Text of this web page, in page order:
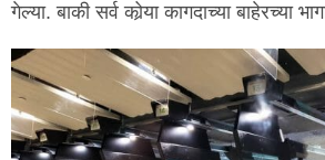
गेल्या. बाकी सर्व कोर्‍या कागदाच्या बाहेरच्या